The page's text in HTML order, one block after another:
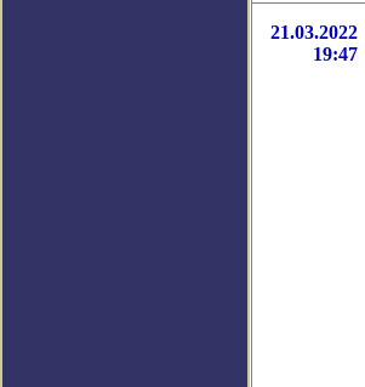
21.03.2022
19:47